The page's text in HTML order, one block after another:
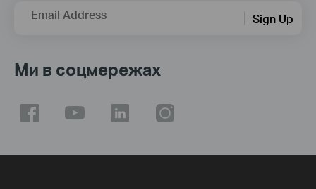
Email Address Sign Up
Ми в соцмережах